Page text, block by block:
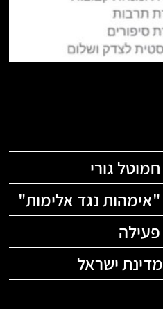
חמוטל גורי
"אימהות נגד אלימות"
פעילה
מדינת ישראל